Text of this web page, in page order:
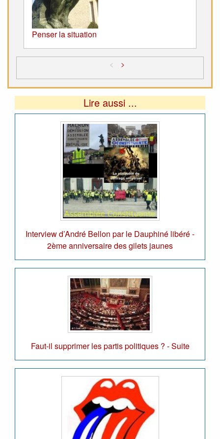
Penser la situation
< >
Lire aussi ...
Interview d’André Bellon par le Dauphiné libéré -
2ème anniversaire des gilets jaunes
Faut-il supprimer les partis politiques ? - Suite